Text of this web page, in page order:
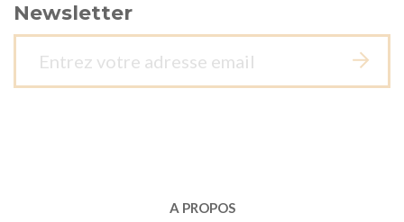
Newsletter
A PROPOS